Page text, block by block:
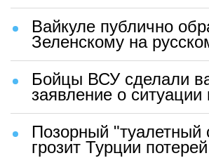
Вайкуле публично
Зеленскому на
Бойцы ВСУ сделали
заявление о
Позорный "туалетный
грозит Турции